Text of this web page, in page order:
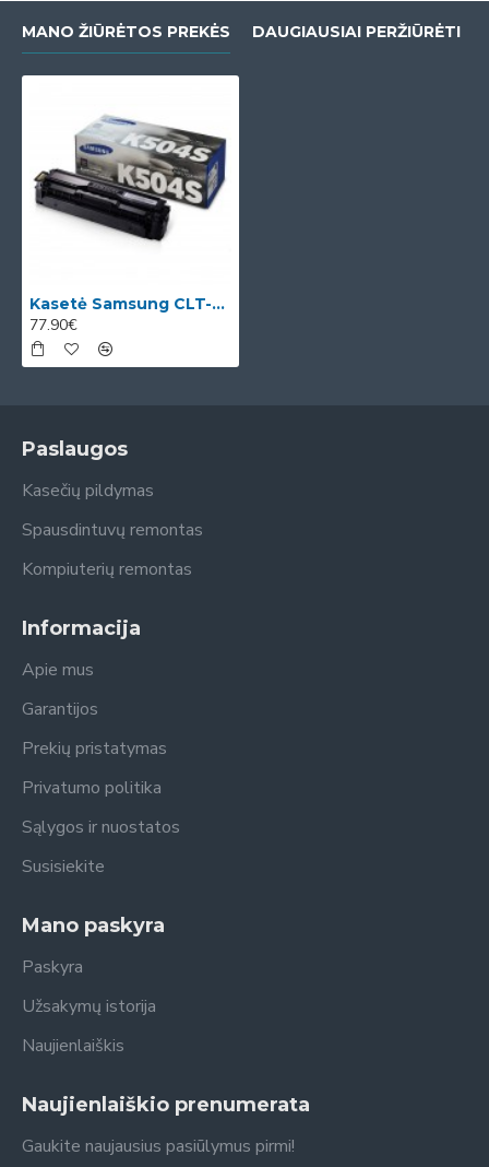
MANO ŽIŪRĖTOS PREKĖS DAUGIAUSIAI PERŽIŪRĖTI
Kasetė Samsung CLT-K504S (SU158A) OEM
77.90€
Paslaugos
Kasečių pildymas
Spausdintuvų remontas
Kompiuterių remontas
Informacija
Apie mus
Garantijos
Prekių pristatymas
Privatumo politika
Sąlygos ir nuostatos
Susisiekite
Mano paskyra
Paskyra
Užsakymų istorija
Naujienlaiškis
Naujienlaiškio prenumerata
Gaukite naujausius pasiūlymus pirmi!